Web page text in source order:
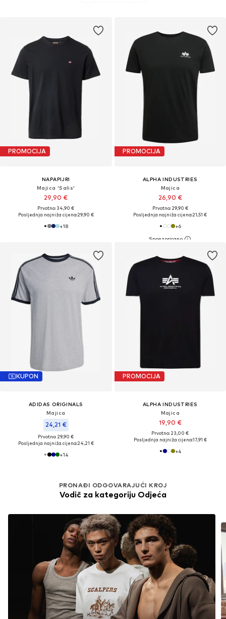
PROMOCIJA
NAPAPIJRI
Majica 'Salis'
29,90 €
Prvotno: 34,90 €
Posljednja najniža cijena:29,90 €
+18
PROMOCIJA
ALPHA INDUSTRIES
Majica
26,90 €
Prvotno: 29,90 €
Posljednja najniža cijena:21,51 €
+6
KUPON
ADIDAS ORIGINALS
Majica
24,21 €
Prvotno: 29,90 €
Posljednja najniža cijena:24,21 €
+14
PROMOCIJA
ALPHA INDUSTRIES
Majica
19,90 €
Prvotno: 23,00 €
Posljednja najniža cijena:17,91 €
+4
PRONAĐI ODGOVARAJUĆI KROJ
Vodič za kategoriju Odjeća